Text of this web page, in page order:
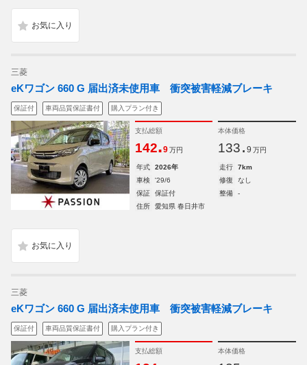
三菱
eKワゴン 660 G 届出済未使用車 衝突被害軽減ブレーキ
保証付 車両品質保証書付 購入プラン付き
支払総額
142.9 万円
本体価格
133. 9 万円
年式 2026年 走行
7km
車検
'29/6 修復
なし
保証
保証付 整備
-
住所
愛知県 春日井市
三菱
eKワゴン 660 G 届出済未使用車 衝突被害軽減ブレーキ
保証付 車両品質保証書付 購入プラン付き
支払総額 本体価格